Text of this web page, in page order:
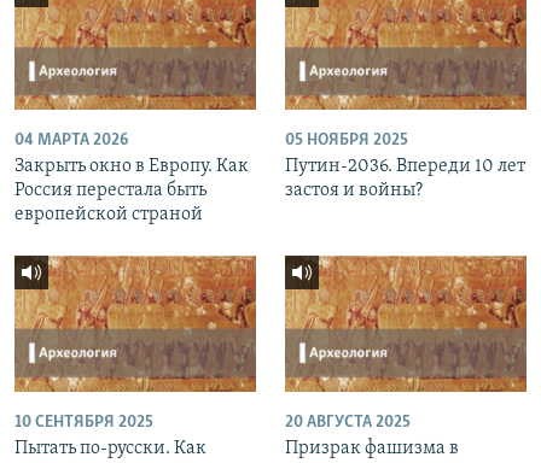
04 МАРТА 2026
Закрыть окно в Европу. Как
Россия перестала быть
европейской страной
05 НОЯБРЯ 2025
Путин-2036. Впереди 10 лет
застоя и войны?
10 СЕНТЯБРЯ 2025
Пытать по-русски. Как
20 АВГУСТА 2025
Призрак фашизма в